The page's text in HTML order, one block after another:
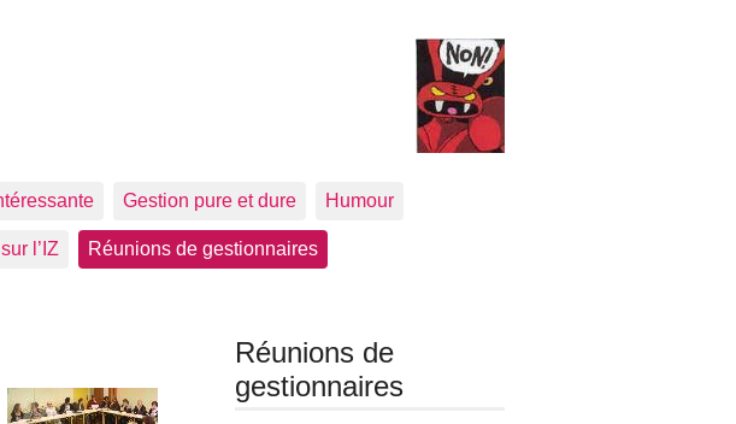
Gestion pure et dure Humour
l’IZ Réunions de gestionnaires
Réunions de
gestionnaires